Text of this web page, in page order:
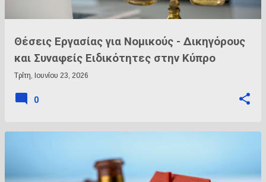
Θέσεις Εργασίας για Νομικούς - Δικηγόρους
και Συναφείς Ειδικότητες στην Κύπρο
Τρίτη, Ιουνίου 23, 2026
0